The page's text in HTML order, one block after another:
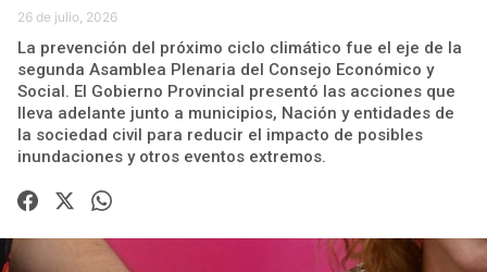
26 de julio, 2026
La prevención del próximo ciclo climático fue el eje de la
segunda Asamblea Plenaria del Consejo Económico y
Social. El Gobierno Provincial presentó las acciones que
lleva adelante junto a municipios, Nación y entidades de
la sociedad civil para reducir el impacto de posibles
inundaciones y otros eventos extremos.